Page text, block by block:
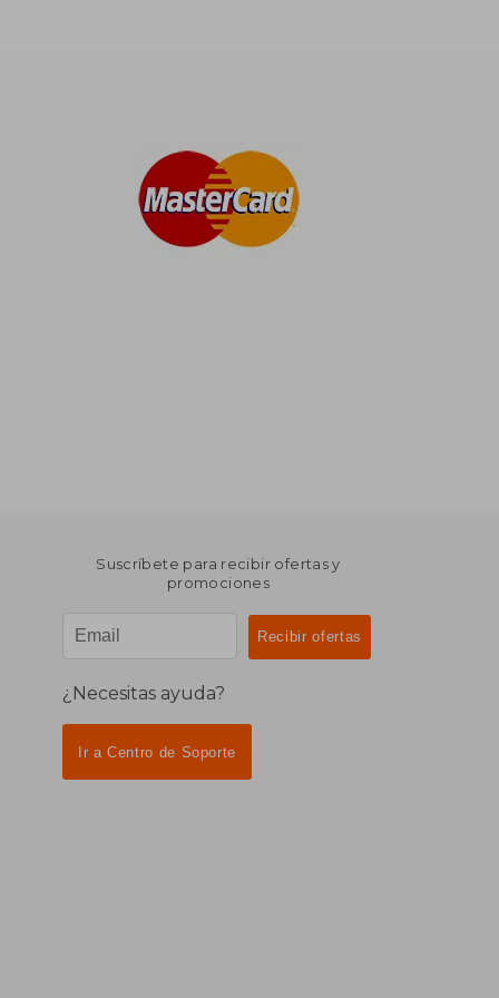
Suscríbete para recibir ofertas y
promociones
¿Necesitas ayuda?
Ir a Centro de Soporte